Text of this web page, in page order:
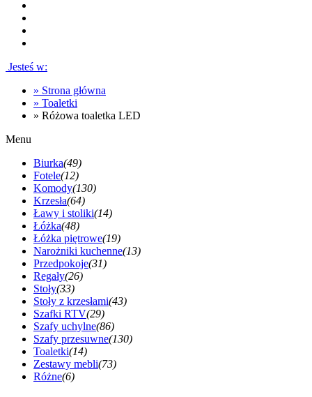
Jesteś w:
» Strona główna
» Toaletki
» Różowa toaletka LED
Menu
Biurka(49)
Fotele(12)
Komody(130)
Krzesła(64)
Ławy i stoliki(14)
Łóżka(48)
Łóżka piętrowe(19)
Narożniki kuchenne(13)
Przedpokoje(31)
Regały(26)
Stoły(33)
Stoły z krzesłami(43)
Szafki RTV(29)
Szafy uchylne(86)
Szafy przesuwne(130)
Toaletki(14)
Zestawy mebli(73)
Różne(6)